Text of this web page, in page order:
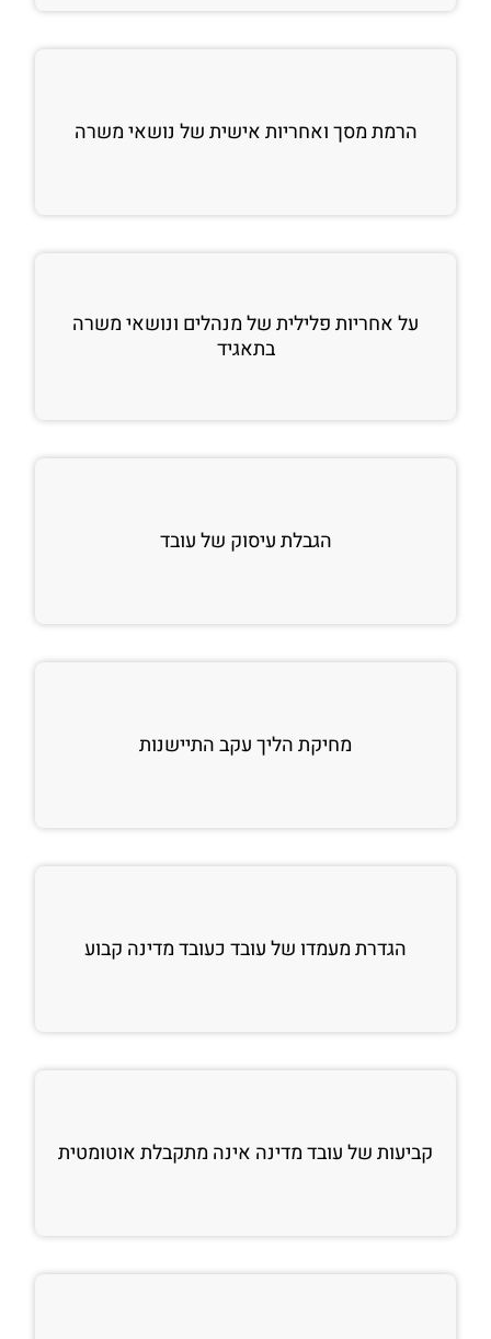
הרמת מסך ואחריות אישית של נושאי משרה
על אחריות פלילית של מנהלים ונושאי משרה
בתאגיד
הגבלת עיסוק של עובד
מחיקת הליך עקב התיישנות
הגדרת מעמדו של עובד כעובד מדינה קבוע
קביעות של עובד מדינה אינה מתקבלת אוטומטית